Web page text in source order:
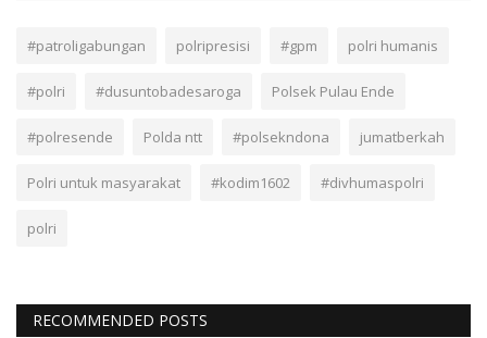
#patroligabungan polripresisi #gpm polri humanis
#polri #dusuntobadesaroga Polsek Pulau Ende
#polresende Polda ntt #polsekndona jumatberkah
Polri untuk masyarakat #kodim1602 #divhumaspolri
polri
RECOMMENDED POSTS